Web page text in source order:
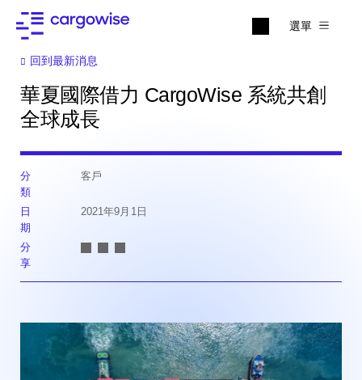
選單
回到最新消息
華夏國際借力 CargoWise 系統共創
全球成長
分
類
客戶
日
期
2021年9月1日
分
享